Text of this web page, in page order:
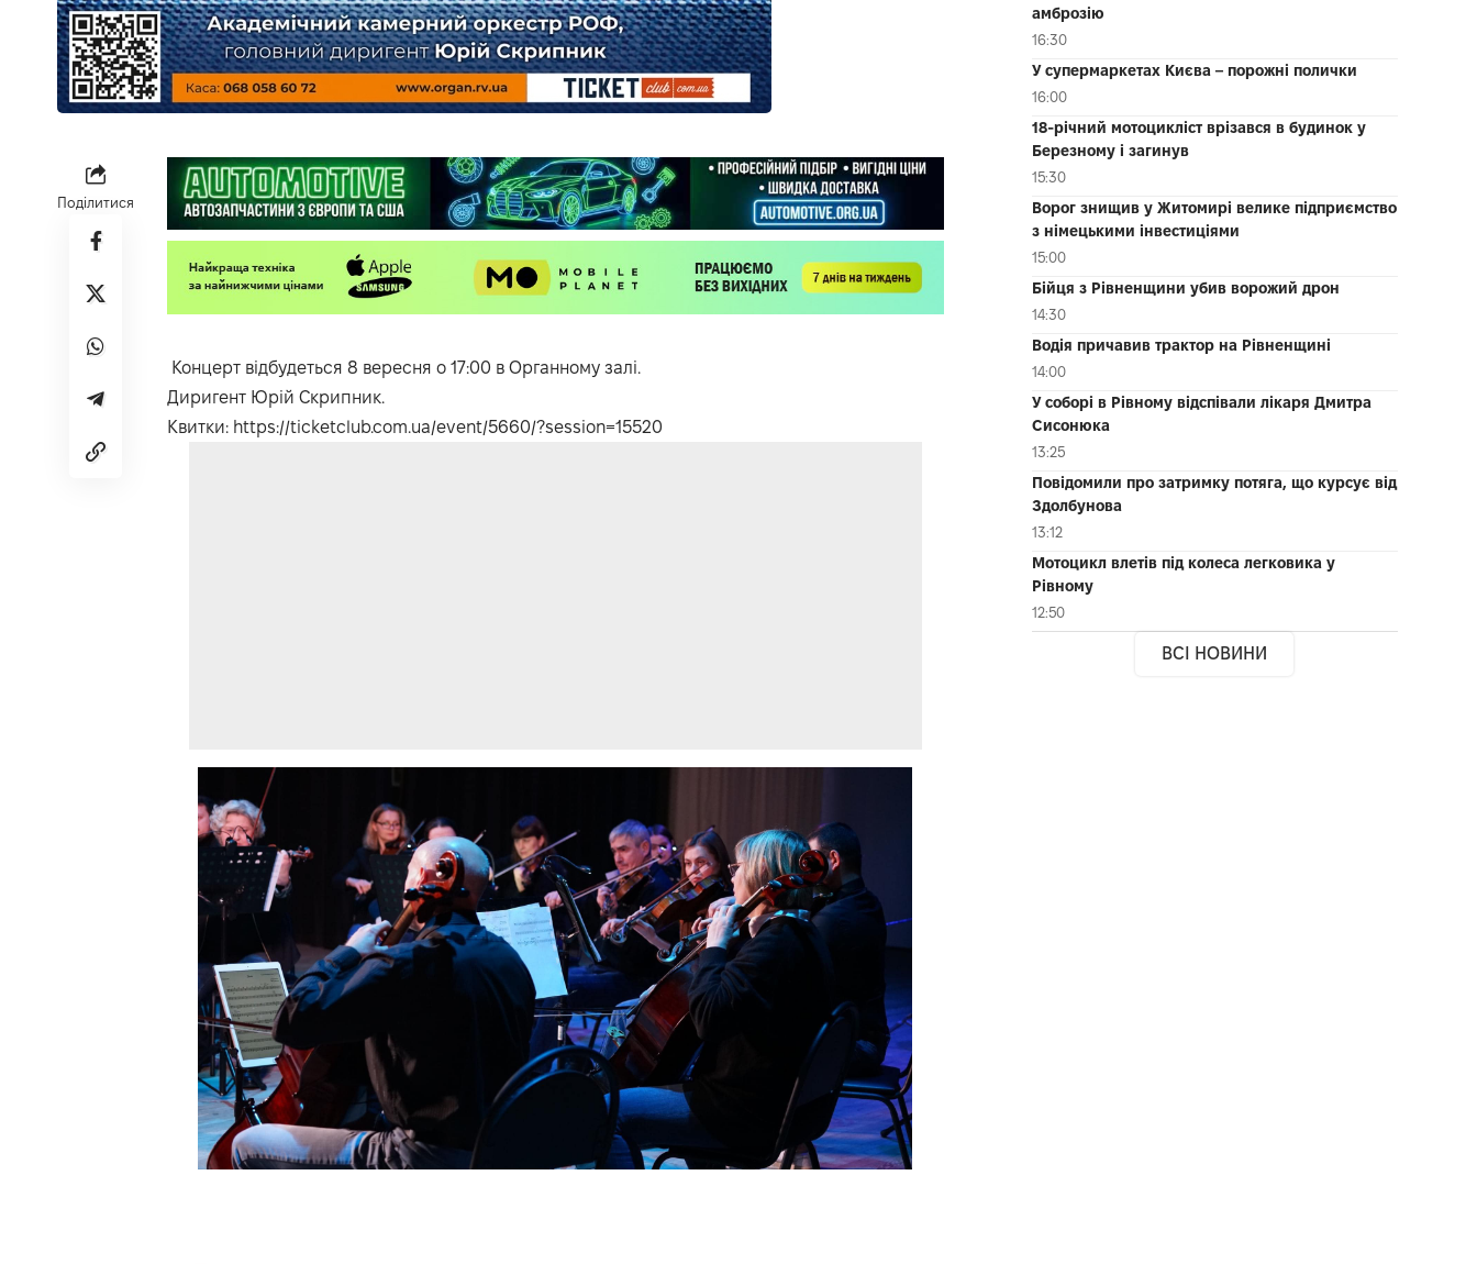
Поділитися
Концерт відбудеться 8 вересня о 17:00 в Органному залі.
Диригент Юрій Скрипник.
Квитки: https://ticketclub.com.ua/event/5660/?session=15520
амброзію
16:30
У супермаркетах Києва – порожні полички
16:00
18-річний мотоцикліст врізався в будинок у
Березному і загинув
15:30
Ворог знищив у Житомирі велике підприємство
з німецькими інвестиціями
15:00
Бійця з Рівненщини убив ворожий дрон
14:30
Водія причавив трактор на Рівненщині
14:00
У соборі в Рівному відспівали лікаря Дмитра
Сисонюка
13:25
Повідомили про затримку потяга, що курсує від
Здолбунова
13:12
Мотоцикл влетів під колеса легковика у
Рівному
12:50
ВСІ НОВИНИ